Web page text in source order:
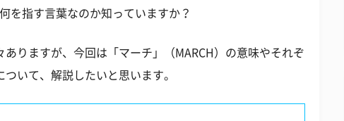
何を指す言葉なのか知っていますか？
ありますが、今回は「マーチ」（MARCH）の意味やそれぞ
いて、解説したいと思います。